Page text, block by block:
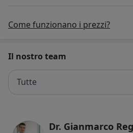
Come funzionano i prezzi?
Il nostro team
Tutte
Dr. Gianmarco